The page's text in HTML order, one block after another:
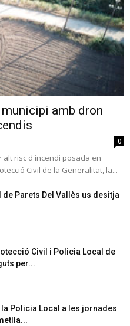
amb dron
0
risc d'incendi posada en
Civil de la Generalitat, la...
de Parets Del Vallès us desitja
Civil i Policia Local de
per...
Policia Local a les jornades